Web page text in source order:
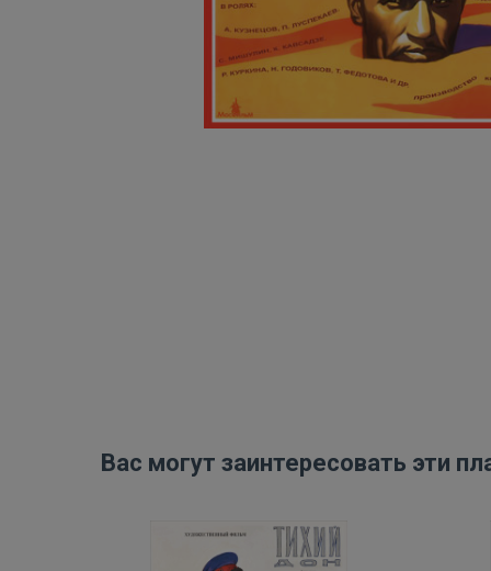
Вас могут заинтересовать эти